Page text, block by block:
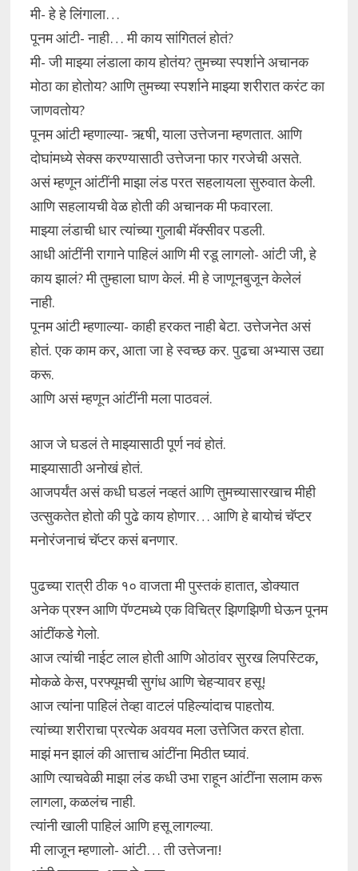
मी- हे हे लिंगाला…
पूनम आंटी- नाही… मी काय सांगितलं होतं?
मी- जी माझ्या लंडाला काय होतंय? तुमच्या स्पर्शाने अचानक
मोठा का होतोय? आणि तुमच्या स्पर्शाने माझ्या शरीरात करंट का
जाणवतोय?
पूनम आंटी म्हणाल्या- ऋषी, याला उत्तेजना म्हणतात. आणि
दोघांमध्ये सेक्स करण्यासाठी उत्तेजना फार गरजेची असते.
असं म्हणून आंटींनी माझा लंड परत सहलायला सुरुवात केली.
आणि सहलायची वेळ होती की अचानक मी फवारला.
माझ्या लंडाची धार त्यांच्या गुलाबी मॅक्सीवर पडली.
आधी आंटींनी रागाने पाहिलं आणि मी रडू लागलो- आंटी जी, हे
काय झालं? मी तुम्हाला घाण केलं. मी हे जाणूनबुजून केलेलं
नाही.
पूनम आंटी म्हणाल्या- काही हरकत नाही बेटा. उत्तेजनेत असं
होतं. एक काम कर, आता जा हे स्वच्छ कर. पुढचा अभ्यास उद्या
करू.
आणि असं म्हणून आंटींनी मला पाठवलं.
आज जे घडलं ते माझ्यासाठी पूर्ण नवं होतं.
माझ्यासाठी अनोखं होतं.
आजपर्यंत असं कधी घडलं नव्हतं आणि तुमच्यासारखाच मीही
उत्सुकतेत होतो की पुढे काय होणार… आणि हे बायोचं चॅप्टर
मनोरंजनाचं चॅप्टर कसं बनणार.
पुढच्या रात्री ठीक १० वाजता मी पुस्तकं हातात, डोक्यात
अनेक प्रश्न आणि पॅण्टमध्ये एक विचित्र झिणझिणी घेऊन पूनम
आंटींकडे गेलो.
आज त्यांची नाईट लाल होती आणि ओठांवर सुरख लिपस्टिक,
मोकळे केस, परफ्यूमची सुगंध आणि चेहऱ्यावर हसू!
आज त्यांना पाहिलं तेव्हा वाटलं पहिल्यांदाच पाहतोय.
त्यांच्या शरीराचा प्रत्येक अवयव मला उत्तेजित करत होता.
माझं मन झालं की आत्ताच आंटींना मिठीत घ्यावं.
आणि त्याचवेळी माझा लंड कधी उभा राहून आंटींना सलाम करू
लागला, कळलंच नाही.
त्यांनी खाली पाहिलं आणि हसू लागल्या.
मी लाजून म्हणालो- आंटी… ती उत्तेजना!